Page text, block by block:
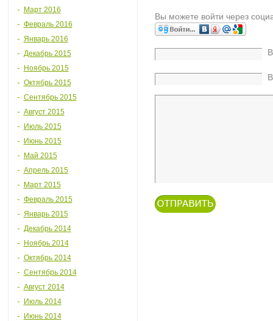
Март 2016
Февраль 2016
Январь 2016
Декабрь 2015
Ноябрь 2015
Октябрь 2015
Сентябрь 2015
Август 2015
Июль 2015
Июнь 2015
Май 2015
Апрель 2015
Март 2015
Февраль 2015
Январь 2015
Декабрь 2014
Ноябрь 2014
Октябрь 2014
Сентябрь 2014
Август 2014
Июль 2014
Июнь 2014
Вы можете войти через